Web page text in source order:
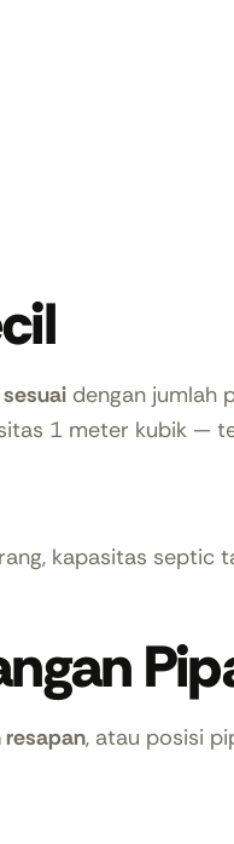
dengan jumlah
1 meter kubik —
kapasitas septic
resapan, atau posisi